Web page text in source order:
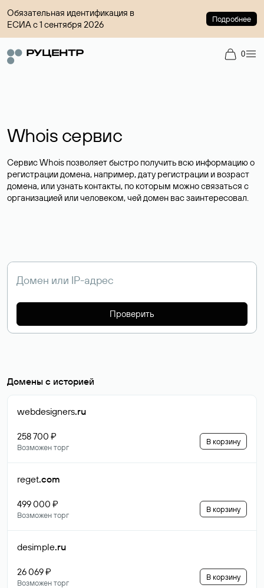
Обязательная идентификация в
ЕСИА с 1 сентября 2026
Подробнее
0
Whois сервис
Сервис Whois позволяет быстро получить всю информацию о
регистрации домена, например, дату регистрации и возраст
домена, или узнать контакты, по которым можно связаться с
организацией или человеком, чей домен вас заинтересовал.
Проверить
Домены с историей
webdesigners.ru
258 700 ₽
Возможен торг
В корзину
reget.com
499 000 ₽
Возможен торг
В корзину
desimple.ru
26 069 ₽
Возможен торг
В корзину